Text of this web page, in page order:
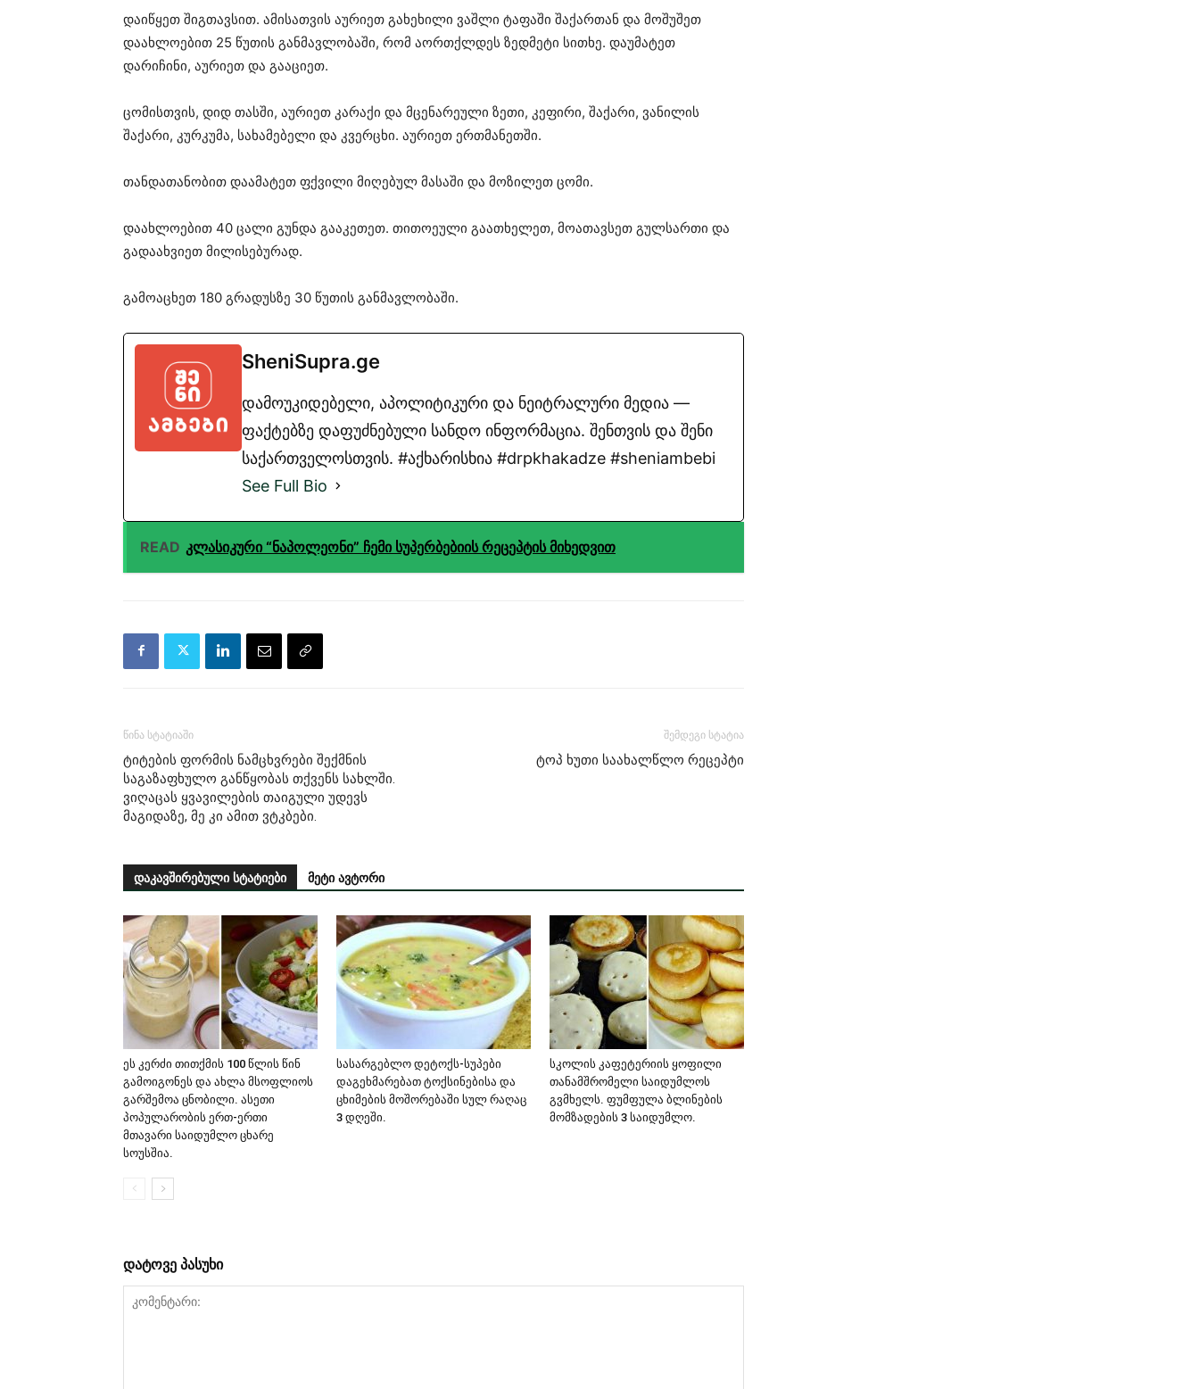
დაიწყეთ შიგთავსით. ამისათვის აურიეთ გახეხილი ვაშლი ტაფაში შაქართან და მოშუშეთ
დაახლოებით 25 წუთის განმავლობაში, რომ აორთქლდეს ზედმეტი სითხე. დაუმატეთ
დარიჩინი, აურიეთ და გააციეთ.
ცომისთვის, დიდ თასში, აურიეთ კარაქი და მცენარეული ზეთი, კეფირი, შაქარი, ვანილის
შაქარი, კურკუმა, სახამებელი და კვერცხი. აურიეთ ერთმანეთში.
თანდათანობით დაამატეთ ფქვილი მიღებულ მასაში და მოზილეთ ცომი.
დაახლოებით 40 ცალი გუნდა გააკეთეთ. თითოეული გაათხელეთ, მოათავსეთ გულსართი და
გადაახვიეთ მილისებურად.
გამოაცხეთ 180 გრადუსზე 30 წუთის განმავლობაში.
SheniSupra.ge
დამოუკიდებელი, აპოლიტიკური და ნეიტრალური მედია —
ფაქტებზე დაფუძნებული სანდო ინფორმაცია. შენთვის და შენი
საქართველოსთვის. #აქხარისხია #drpkhakadze #sheniambebi
See Full Bio
READ კლასიკური “ნაპოლეონი” ჩემი სუპერბებიის რეცეპტის მიხედვით
წინა სტატიაში
ტიტების ფორმის ნამცხვრები შექმნის
საგაზაფხულო განწყობას თქვენს სახლში.
ვიღაცას ყვავილების თაიგული უდევს
მაგიდაზე, მე კი ამით ვტკბები.
შემდეგი სტატია
ტოპ ხუთი საახალწლო რეცეპტი
დაკავშირებული სტატიები მეტი ავტორი
ეს კერძი თითქმის 100 წლის წინ
გამოიგონეს და ახლა მსოფლიოს
გარშემოა ცნობილი. ასეთი
პოპულარობის ერთ-ერთი
მთავარი საიდუმლო ცხარე
სოუსშია.
სასარგებლო დეტოქს-სუპები
დაგეხმარებათ ტოქსინებისა და
ცხიმების მოშორებაში სულ რაღაც
3 დღეში.
სკოლის კაფეტერიის ყოფილი
თანამშრომელი საიდუმლოს
გვმხელს. ფუმფულა ბლინების
მომზადების 3 საიდუმლო.
დატოვე პასუხი